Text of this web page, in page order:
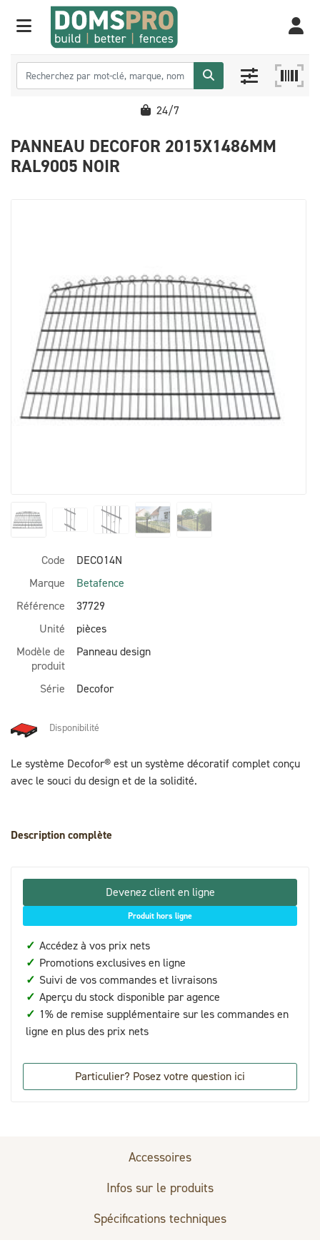
24/7
PANNEAU DECOFOR 2015X1486MM
RAL9005 NOIR
Code
DECO14N
Marque
Betafence
Référence
37729
Unité
pièces
Modèle de
produit
Panneau design
Série Decofor
Disponibilité
Le système Decofor® est un système décoratif complet conçu
avec le souci du design et de la solidité.
Description complète
Devenez client en ligne
Produit hors ligne
✓ Accédez à vos prix nets
✓ Promotions exclusives en ligne
✓ Suivi de vos commandes et livraisons
✓ Aperçu du stock disponible par agence
✓ 1% de remise supplémentaire sur les commandes en
ligne en plus des prix nets
Particulier? Posez votre question ici
Accessoires
Infos sur le produits
Spécifications techniques